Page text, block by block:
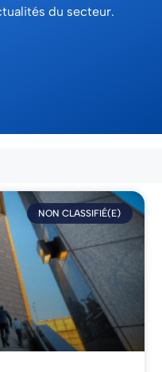
du secteur.
NON CLASSIFIÉ(E)